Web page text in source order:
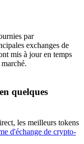
par
exchanges de
mis à jour en temps
quelques
les meilleurs tokens
d'échange de crypto-